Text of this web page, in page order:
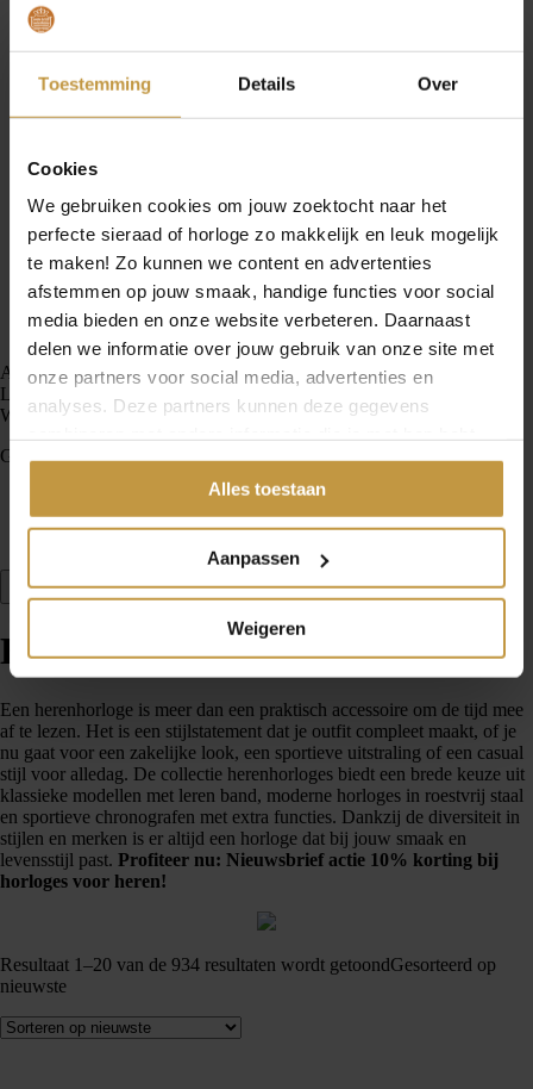
Toestemming Details Over
Cookies
We gebruiken cookies om jouw zoektocht naar het
perfecte sieraad of horloge zo makkelijk en leuk mogelijk
te maken! Zo kunnen we content en advertenties
afstemmen op jouw smaak, handige functies voor social
media bieden en onze website verbeteren. Daarnaast
delen we informatie over jouw gebruik van onze site met
onze partners voor social media, advertenties en
analyses. Deze partners kunnen deze gegevens
gedeeld of die ze hebben verzameld via jouw gebruik van
Alles toestaan
Aanpassen
Weigeren
Thomas Sabo SALE
Horloges Sale
Claude Bernard horloges SALE
Joy de la Luz Horloges SALE
Cadeau’s›
Tot €50,00
€50,00 tot €100,00
€100,00 tot €250,00
€250,00 tot €500,00
€500,00 tot €1.000,00
Nieuw
Account
Loading...
Winkelwagen
Geen producten in de winkelwagen.
Horloges online - horloges kopen
Open filter
Horloge heren
Een herenhorloge is meer dan een praktisch accessoire om de tijd mee
af te lezen. Het is een stijlstatement dat je outfit compleet maakt, of je
nu gaat voor een zakelijke look, een sportieve uitstraling of een casual
stijl voor alledag. De collectie herenhorloges biedt een brede keuze uit
klassieke modellen met leren band, moderne horloges in roestvrij staal
en sportieve chronografen met extra functies. Dankzij de diversiteit in
stijlen en merken is er altijd een horloge dat bij jouw smaak en
levensstijl past. Profiteer nu: Nieuwsbrief actie 10% korting bij
horloges voor heren!
Resultaat 1–20 van de 934 resultaten wordt getoondGesorteerd op
nieuwste